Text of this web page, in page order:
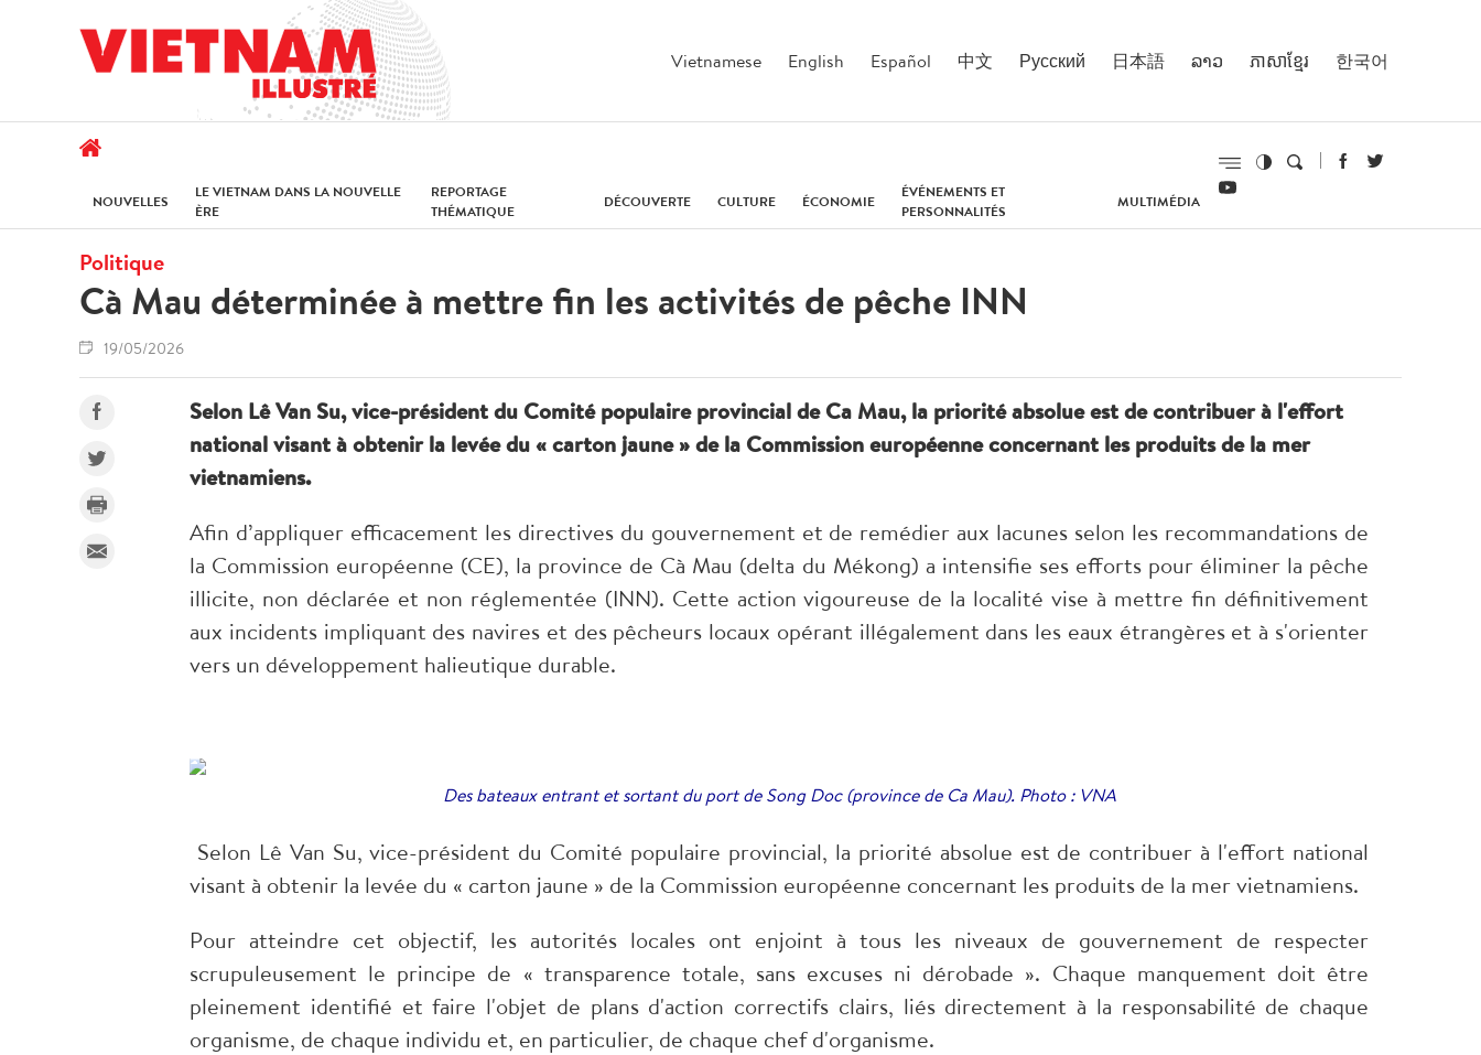
Vietnamese English Español 中文 Русский 日本語 ລາວ ភាសាខ្មែរ 한국어
NOUVELLES
LE VIETNAM DANS LA NOUVELLE
ÈRE
REPORTAGE
THÉMATIQUE
DÉCOUVERTE CULTURE ÉCONOMIE
ÉVÉNEMENTS ET
PERSONNALITÉS
MULTIMÉDIA
Politique
Cà Mau déterminée à mettre fin les activités de pêche INN
19/05/2026
Selon Lê Van Su, vice-président du Comité populaire provincial de Ca Mau, la priorité absolue est de contribuer à l'effort
national visant à obtenir la levée du « carton jaune » de la Commission européenne concernant les produits de la mer
vietnamiens.
Afin d’appliquer efficacement les directives du gouvernement et de remédier aux lacunes selon les recommandations de
la Commission européenne (CE), la province de Cà Mau (delta du Mékong) a intensifie ses efforts pour éliminer la pêche
illicite, non déclarée et non réglementée (INN). Cette action vigoureuse de la localité vise à mettre fin définitivement
aux incidents impliquant des navires et des pêcheurs locaux opérant illégalement dans les eaux étrangères et à s'orienter
vers un développement halieutique durable.
Des bateaux entrant et sortant du port de Song Doc (province de Ca Mau). Photo : VNA
Selon Lê Van Su, vice-président du Comité populaire provincial, la priorité absolue est de contribuer à l'effort national
visant à obtenir la levée du « carton jaune » de la Commission européenne concernant les produits de la mer vietnamiens.
Pour atteindre cet objectif, les autorités locales ont enjoint à tous les niveaux de gouvernement de respecter
scrupuleusement le principe de « transparence totale, sans excuses ni dérobade ». Chaque manquement doit être
pleinement identifié et faire l'objet de plans d'action correctifs clairs, liés directement à la responsabilité de chaque
organisme, de chaque individu et, en particulier, de chaque chef d'organisme.